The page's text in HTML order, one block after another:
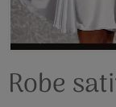
Robe